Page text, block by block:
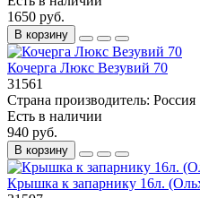
1650 руб.
В корзину
Кочерга Люкс Везувий 70
31561
Страна производитель: Россия
Есть в наличии
940 руб.
В корзину
Крышка к запарнику 16л.